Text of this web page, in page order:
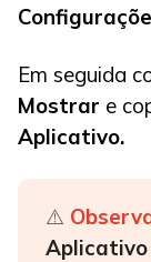
Em seguida
Mostrar e
Aplicativo.
⚠️
Aplicativo